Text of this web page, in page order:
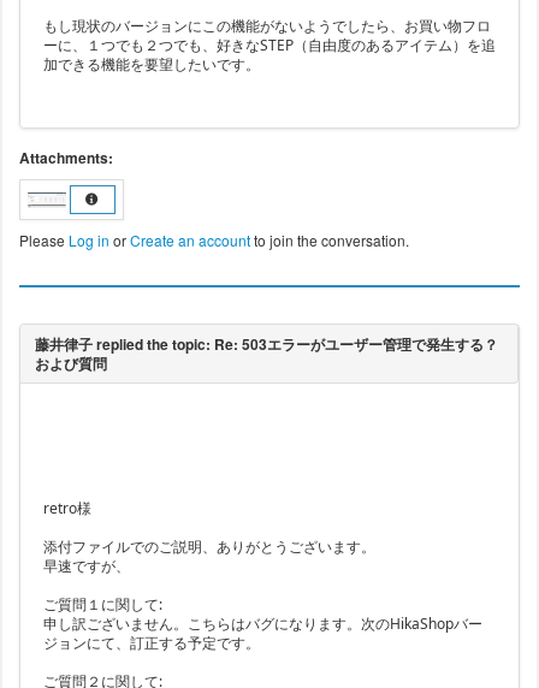
もし現状のバージョンにこの機能がないようでしたら、お買い物フロ
ーに、１つでも２つでも、好きなSTEP（自由度のあるアイテム）を追
加できる機能を要望したいです。
Attachments:
Please Log in orCreate an accountto join the conversation.
retro様
添付ファイルでのご説明、ありがとうございます。
早速ですが、
ご質問１に関して:
申し訳ございません。こちらはバグになります。次のHikaShopバー
ジョンにて、訂正する予定です。
ご質問２に関して: